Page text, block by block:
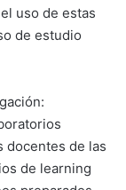
uso de estas
de estudio
docentes de las
de learning